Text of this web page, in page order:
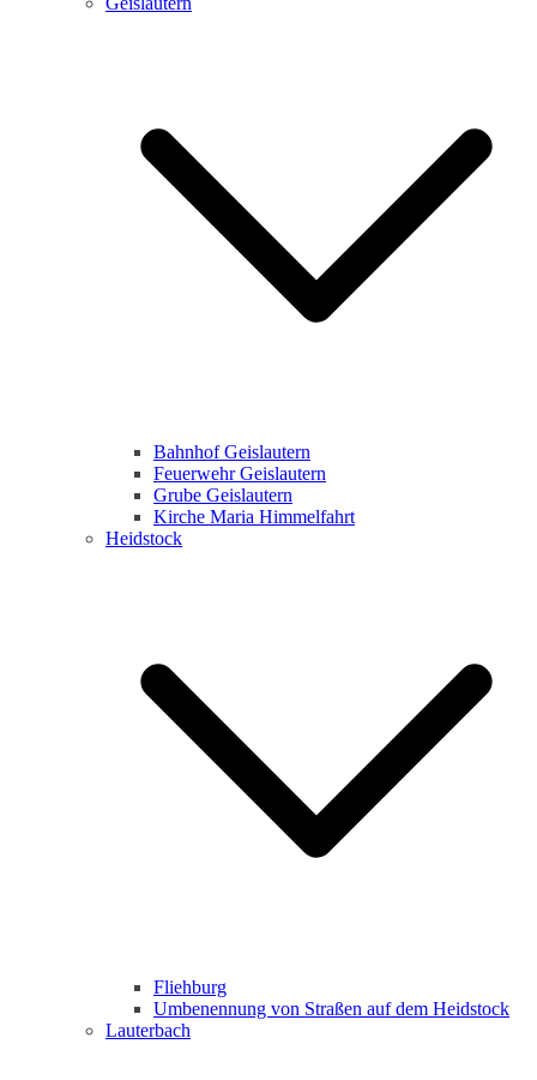
Bahnhof Geislautern
Feuerwehr Geislautern
Grube Geislautern
Kirche Maria Himmelfahrt
Heidstock
Fliehburg
Umbenennung von Straßen auf dem Heidstock
Lauterbach